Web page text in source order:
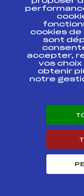
Circuits
Circuits
SAMSE
cookies de
sont
accepter,
vos
obtenir
notre